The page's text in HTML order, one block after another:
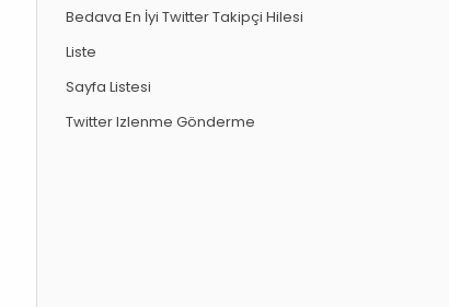
Bedava En İyi Twitter Takipçi Hilesi
Liste
Sayfa Listesi
Twitter Izlenme Gönderme